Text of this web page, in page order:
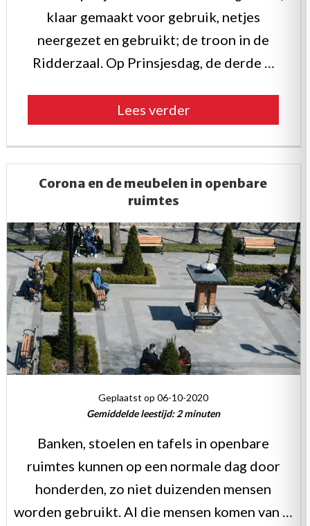
klaar gemaakt voor gebruik, netjes
neergezet en gebruikt; de troon in de
Ridderzaal. Op Prinsjesdag, de derde …
Lees verder“Bijzondere
troon”
Corona en de meubelen in openbare
ruimtes
Geplaatst op 06-10-2020
Gemiddelde leestijd: 2 minuten
Banken, stoelen en tafels in openbare
ruimtes kunnen op een normale dag door
honderden, zo niet duizenden mensen
worden gebruikt. Al die mensen komen van …